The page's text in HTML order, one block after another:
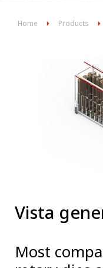
Home Products
Vista
Most